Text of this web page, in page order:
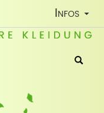
Toggle
Infos